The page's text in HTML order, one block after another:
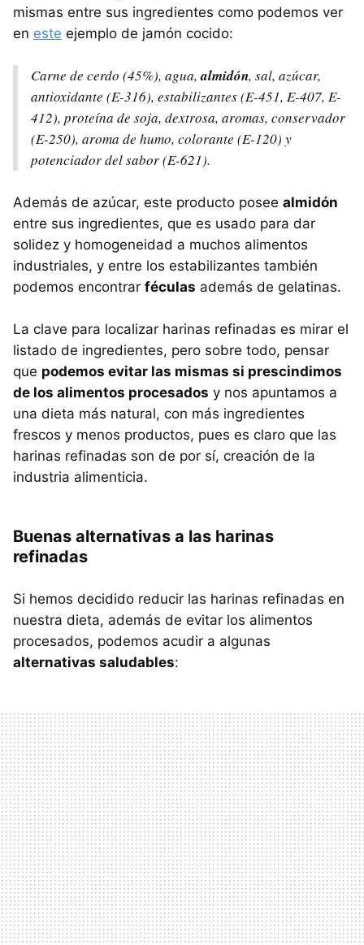
mismas entre sus ingredientes como podemos ver
en este ejemplo de jamón cocido:
Carne de cerdo (45%), agua,almidón, sal, azúcar,
antioxidante (E-316), estabilizantes (E-451, E-407, E-
412), proteína de soja, dextrosa, aromas, conservador
(E-250), aroma de humo, colorante (E-120) y
potenciador del sabor (E-621).
Además de azúcar, este producto posee almidón
entre sus ingredientes, que es usado para dar
solidez y homogeneidad a muchos alimentos
industriales, y entre los estabilizantes también
podemos encontrar féculas además de gelatinas.
La clave para localizar harinas refinadas es mirar el
listado de ingredientes, pero sobre todo, pensar
que podemos evitar las mismas si prescindimos
de los alimentos procesados y nos apuntamos a
una dieta más natural, con más ingredientes
frescos y menos productos, pues es claro que las
harinas refinadas son de por sí, creación de la
industria alimenticia.
Buenas alternativas a las harinas
refinadas
Si hemos decidido reducir las harinas refinadas en
nuestra dieta, además de evitar los alimentos
procesados, podemos acudir a algunas
alternativas saludables: